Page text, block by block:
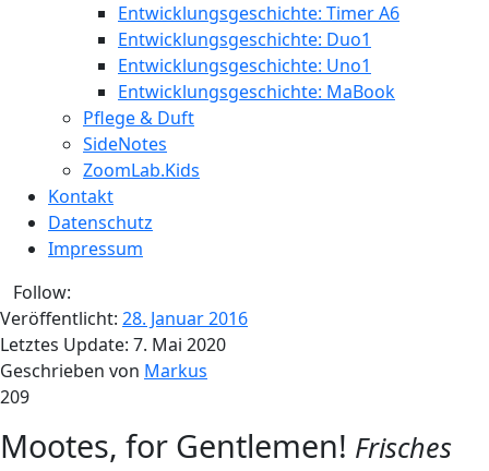
Entwicklungsgeschichte: Timer A6
Entwicklungsgeschichte: Duo1
Entwicklungsgeschichte: Uno1
Entwicklungsgeschichte: MaBook
Pflege & Duft
SideNotes
ZoomLab.Kids
Kontakt
Datenschutz
Impressum
Follow:
Veröffentlicht: 28. Januar 2016
Letztes Update: 7. Mai 2020
Geschrieben von Markus
209
Mootes, for Gentlemen! Frisches